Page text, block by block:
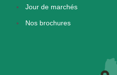
Jour de marchés
Nos brochures